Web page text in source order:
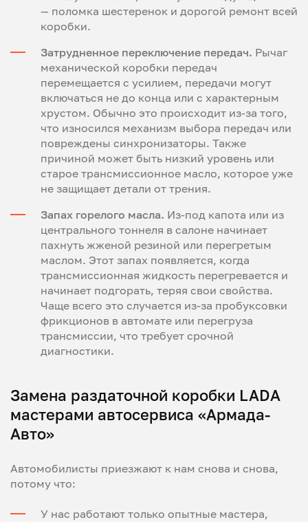
— поломка шестеренок и дорогой ремонт всей
коробки.
Затрудненное переключение передач. Рычаг
механической коробки передач
перемещается с усилием, передачи могут
включаться не до конца или с характерным
хрустом. Обычно это происходит из-за того,
что износился механизм выбора передач или
повреждены синхронизаторы. Также
причиной может быть низкий уровень или
старое трансмиссионное масло, которое уже
не защищает детали от трения.
Запах горелого масла. Из-под капота или из
центрального тоннеля в салоне начинает
пахнуть жженой резиной или перегретым
маслом. Этот запах появляется, когда
трансмиссионная жидкость перегревается и
начинает подгорать, теряя свои свойства.
Чаще всего это случается из-за пробуксовки
фрикционов в автомате или перегруза
трансмиссии, что требует срочной
диагностики.
Замена раздаточной коробки LADA
мастерами автосервиса «Армада-
Авто»
Автомобилисты приезжают к нам снова и снова,
потому что:
У нас работают только опытные мастера,